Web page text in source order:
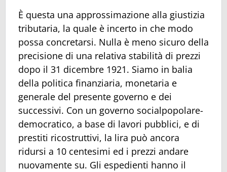
È questa una approssimazione alla giustizia
tributaria, la quale è incerto in che modo
possa concretarsi. Nulla è meno sicuro della
precisione di una relativa stabilità di prezzi
dopo il 31 dicembre 1921. Siamo in balia
della politica finanziaria, monetaria e
generale del presente governo e dei
successivi. Con un governo socialpopolare-
democratico, a base di lavori pubblici, e di
prestiti ricostruttivi, la lira può ancora
ridursi a 10 centesimi ed i prezzi andare
nuovamente su. Gli espedienti hanno il